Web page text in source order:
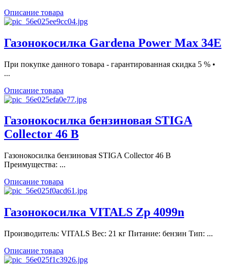
Описание товара
Газонокосилка Gardena Power Max 34E
При покупке данного товара - гарантированная скидка 5 % •
...
Описание товара
Газонокосилка бензиновая STIGA
Collector 46 B
Газонокосилка бензиновая STIGA Collector 46 B
Преимущества: ...
Описание товара
Газонокосилка VITALS Zp 4099n
Производитель: VITALS Вес: 21 кг Питание: бензин Тип: ...
Описание товара